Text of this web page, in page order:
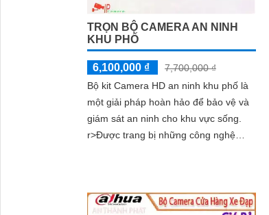
TRỌN BỘ CAMERA AN NINH
KHU PHỐ
6,100,000 ₫
7,700,000 ₫
Bộ kit Camera HD an ninh khu phố là
một giải pháp hoàn hảo để bảo vệ và
giám sát an ninh cho khu vực sống.
r>Được trang bị những công nghệ